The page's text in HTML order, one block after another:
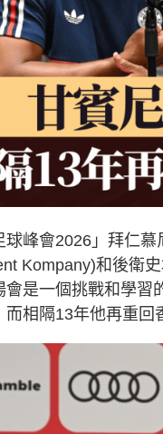
球峰會2026」拜仁
Kompany)和後衛
會是一個挑戰和學習
而相隔13年他再重回